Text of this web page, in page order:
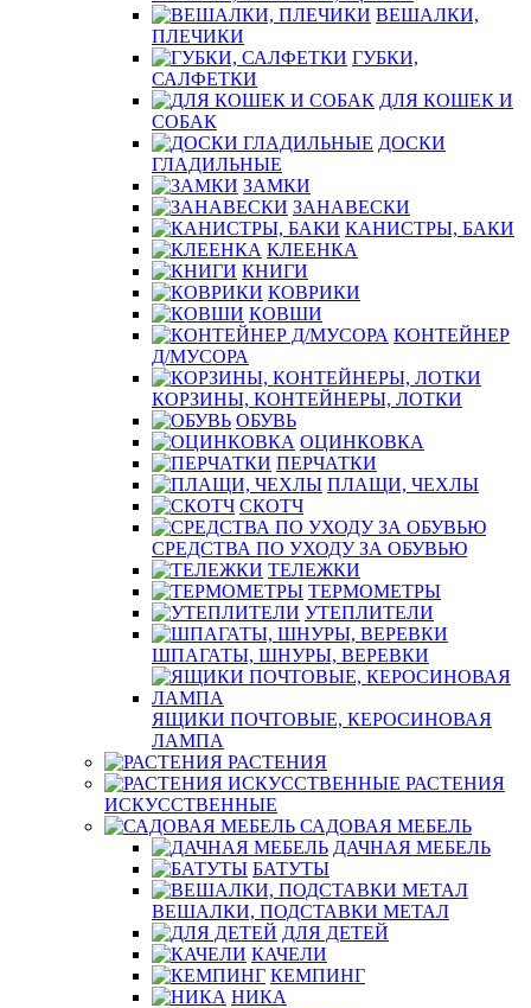
ВЕШАЛКИ,
ПЛЕЧИКИ
ГУБКИ,
САЛФЕТКИ
ДЛЯ КОШЕК И
СОБАК
ДОСКИ
ГЛАДИЛЬНЫЕ
ЗАМКИ
ЗАНАВЕСКИ
КАНИСТРЫ, БАКИ
КЛЕЕНКА
КНИГИ
КОВРИКИ
КОВШИ
КОНТЕЙНЕР
Д/МУСОРА
КОРЗИНЫ, КОНТЕЙНЕРЫ, ЛОТКИ
ОБУВЬ
ОЦИНКОВКА
ПЕРЧАТКИ
ПЛАЩИ, ЧЕХЛЫ
СКОТЧ
СРЕДСТВА ПО УХОДУ ЗА ОБУВЬЮ
ТЕЛЕЖКИ
ТЕРМОМЕТРЫ
УТЕПЛИТЕЛИ
ШПАГАТЫ, ШНУРЫ, ВЕРЕВКИ
ЯЩИКИ ПОЧТОВЫЕ, КЕРОСИНОВАЯ
ЛАМПА
РАСТЕНИЯ
РАСТЕНИЯ
ИСКУССТВЕННЫЕ
САДОВАЯ МЕБЕЛЬ
ДАЧНАЯ МЕБЕЛЬ
БАТУТЫ
ВЕШАЛКИ, ПОДСТАВКИ МЕТАЛ
ДЛЯ ДЕТЕЙ
КАЧЕЛИ
КЕМПИНГ
НИКА